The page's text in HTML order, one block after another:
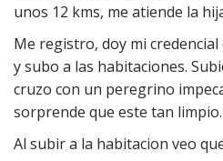
unos 12 kms, me atiende la
Me registro, doy mi
y subo a las habitaciones.
cruzo con un peregrino
sorprende que este tan limpio.
Al subir a la habitacion veo